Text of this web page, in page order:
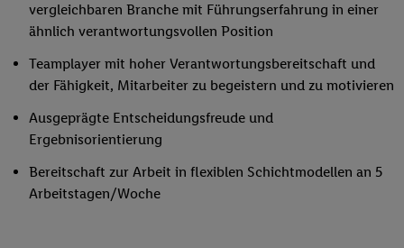
vergleichbaren Branche mit Führungserfahrung in einer
ähnlich verantwortungsvollen Position
Teamplayer mit hoher Verantwortungsbereitschaft und
der Fähigkeit, Mitarbeiter zu begeistern und zu motivieren
Ausgeprägte Entscheidungsfreude und
Ergebnisorientierung
Bereitschaft zur Arbeit in flexiblen Schichtmodellen an 5
Arbeitstagen/Woche